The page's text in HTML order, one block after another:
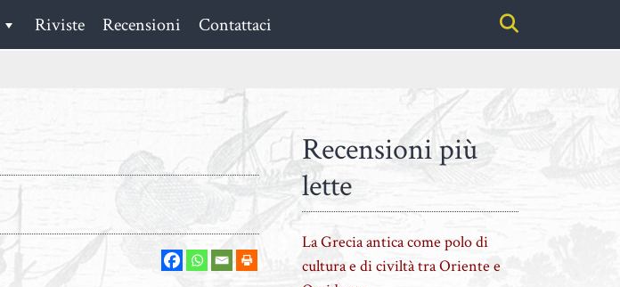
Riviste Recensioni
Contattaci
Recensioni più
lette
La Grecia antica come polo di
cultura e di civiltà tra Oriente e